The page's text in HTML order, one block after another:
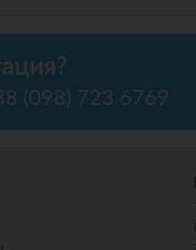
(098) 723 6769